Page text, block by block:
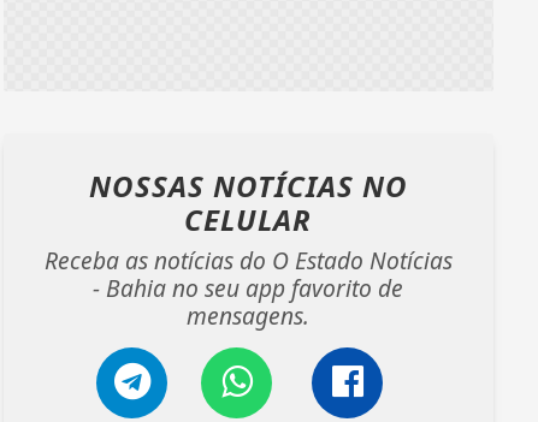
NOSSAS NOTÍCIAS NO
CELULAR
Receba as notícias do O Estado Notícias
- Bahia no seu app favorito de
mensagens.